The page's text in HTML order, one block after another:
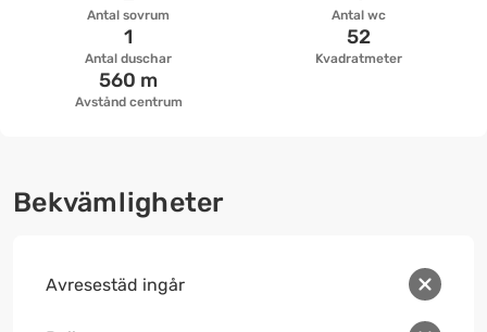
Antal sovrum Antal wc
Antal duschar
1
Kvadratmeter
52
Avstånd centrum
560 m
Bekvämligheter
Avresestäd ingår